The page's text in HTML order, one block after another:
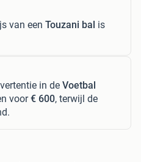
van een Touzani bal is
in de Voetbal
voor€ 600, terwijl de